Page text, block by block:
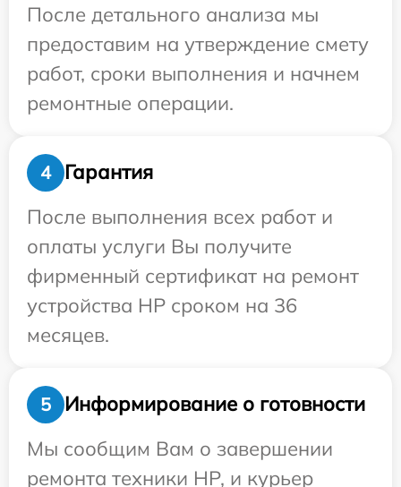
После детального анализа мы
предоставим на утверждение смету
работ, сроки выполнения и начнем
ремонтные операции.
4
Гарантия
После выполнения всех работ и
оплаты услуги Вы получите
фирменный сертификат на ремонт
устройства HP сроком на 36
месяцев.
5
Информирование о готовности
Мы сообщим Вам о завершении
ремонта техники HP, и курьер